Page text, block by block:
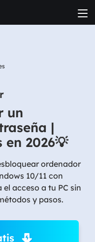
un
|
2026💡
ordenador
10/11 con
acceso a tu PC sin
y pasos.